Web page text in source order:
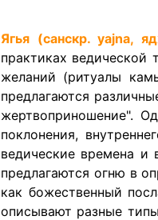
​Ягья (санскр. yajna,
практиках ведической
желаний (ритуалы
предлагаются
жертвоприношение".
поклонения,
ведические времена и
предлагаются огню в
как божественный
описывают разные